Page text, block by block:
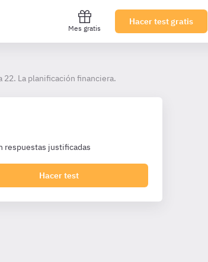
Mes gratis
Hacer test gratis
22. La planificación financiera.
respuestas justificadas
Hacer test